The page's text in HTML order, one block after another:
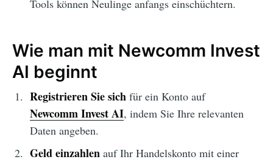
Tools können Neulinge anfangs einschüchtern.
Wie man mit Newcomm Invest
AI beginnt
Registrieren Sie sichfür ein Konto auf
Newcomm Invest AI, indem Sie Ihre relevanten
Daten angeben.
Geld einzahlenauf Ihr Handelskonto mit einer